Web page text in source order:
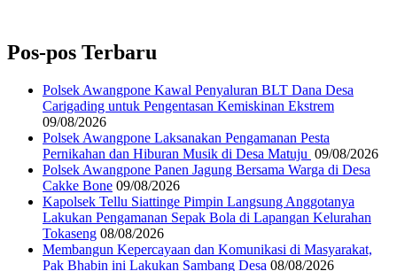
Pos-pos Terbaru
‎Polsek Awangpone Kawal Penyaluran BLT Dana Desa
Carigading untuk Pengentasan Kemiskinan Ekstrem
09/08/2026
‎Polsek Awangpone Laksanakan Pengamanan Pesta
Pernikahan dan Hiburan Musik di Desa Matuju ‎ 09/08/2026
Polsek Awangpone Panen Jagung Bersama Warga di Desa
Cakke Bone 09/08/2026
Kapolsek Tellu Siattinge Pimpin Langsung Anggotanya
Lakukan Pengamanan Sepak Bola di Lapangan Kelurahan
Tokaseng 08/08/2026
Membangun Kepercayaan dan Komunikasi di Masyarakat,
Pak Bhabin ini Lakukan Sambang Desa 08/08/2026